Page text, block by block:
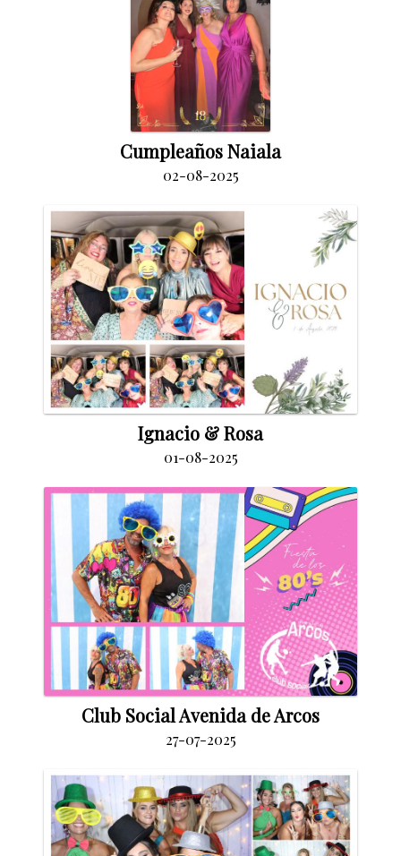
Cumpleaños Naiala
02-08-2025
Ignacio & Rosa
01-08-2025
Club Social Avenida de Arcos
27-07-2025